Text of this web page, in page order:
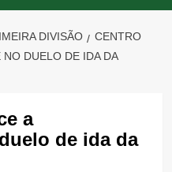
DIVISÃO
CENTRO
NO DUELO DE IDA DA
a
de ida da